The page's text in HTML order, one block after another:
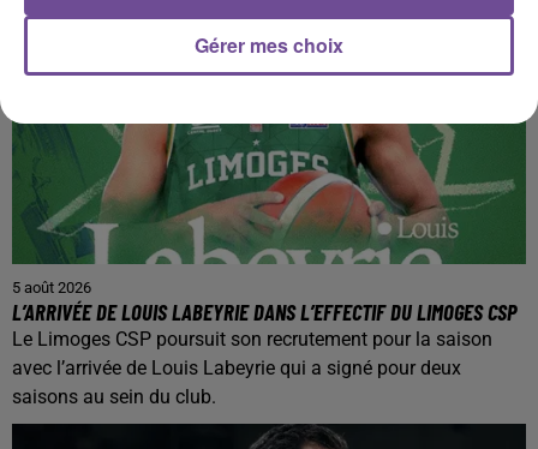
5 août 2026
L’ARRIVÉE DE LOUIS LABEYRIE DANS L’EFFECTIF DU LIMOGES CSP
Le Limoges CSP poursuit son recrutement pour la saison
avec l’arrivée de Louis Labeyrie qui a signé pour deux
saisons au sein du club.
Gérer mes choix